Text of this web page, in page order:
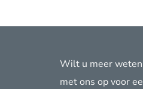
Wilt u meer weten
met ons op voor